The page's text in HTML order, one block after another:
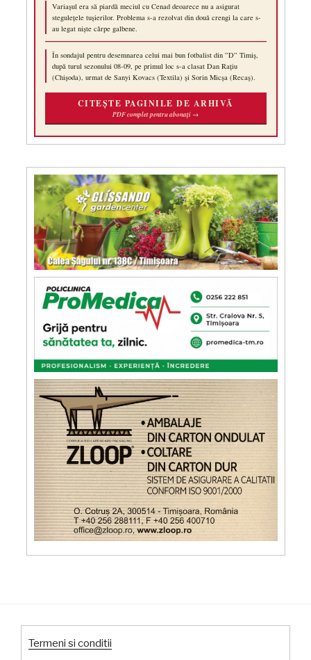
Variașul era să piardă meciul cu Cenad deoarece nu a asigurat
stegulețele tușierilor. Problema s-a rezolvat din două crengi la care s-
au legat niște cârpe galbene.
În sondajul pentru desemnarea celui mai bun fotbalist din ”D” Timiș,
după turul sezonului 08-09, pe primul loc s-a clasat Dan Rațiu
(Chișoda), urmat de Sanyi Kovacs (Textila) și Sorin Micșa (Recaș).
CITEȘTE PAGINILE DE ARHIVĂ
PDF complet pentru abonați →
Termeni si conditii